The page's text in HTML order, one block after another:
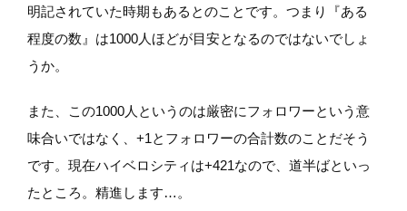
明記されていた時期もあるとのことです。つまり『ある
程度の数』は1000人ほどが目安となるのではないでしょ
うか。
また、この1000人というのは厳密にフォロワーという意
味合いではなく、+1とフォロワーの合計数のことだそう
です。現在ハイベロシティは+421なので、道半ばといっ
たところ。精進します…。